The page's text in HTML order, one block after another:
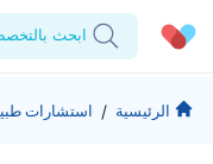
ابحث
الحساب الشخصي
الشركة
الرئيسية / استشارات